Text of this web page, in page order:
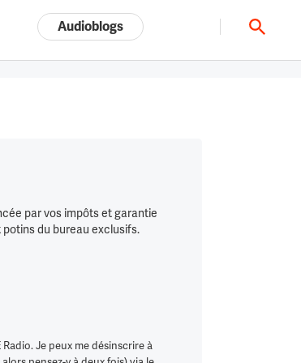
Tout l'univers ARTE.tv
Audioblogs
par vos impôts et garantie
du bureau exclusifs.
Je peux me désinscrire à